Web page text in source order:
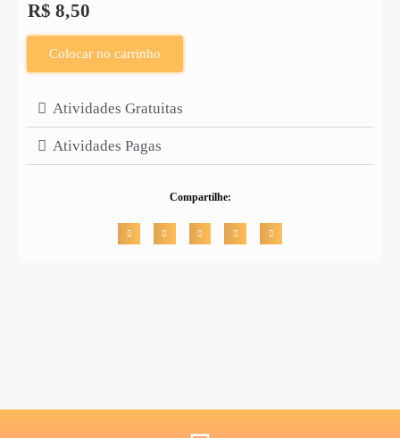
R$ 8,50
Colocar no carrinho
Atividades Gratuitas
Atividades Pagas
Compartilhe: